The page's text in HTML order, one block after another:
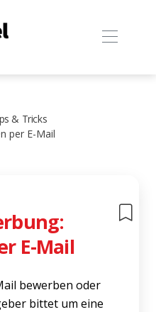
& Tricks
per E-Mail
E-Mail
bewerben oder
bittet um eine